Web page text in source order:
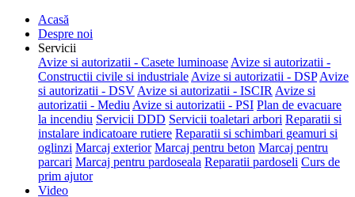
Acasă
Despre noi
Servicii
Avize si autorizatii - Casete luminoase Avize si autorizatii -
Constructii civile si industriale Avize si autorizatii - DSP Avize
si autorizatii - DSV Avize si autorizatii - ISCIR Avize si
autorizatii - Mediu Avize si autorizatii - PSI Plan de evacuare
la incendiu Servicii DDD Servicii toaletari arbori Reparatii si
instalare indicatoare rutiere Reparatii si schimbari geamuri si
oglinzi Marcaj exterior Marcaj pentru beton Marcaj pentru
parcari Marcaj pentru pardoseala Reparatii pardoseli Curs de
prim ajutor
Video